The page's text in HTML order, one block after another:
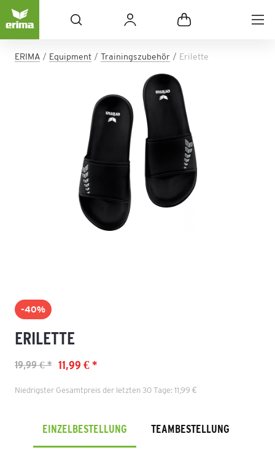
ERIMA Equipment Trainingszubehör Erilette
-40%
ERILETTE
11,99 € *
19,99 € *
Niedrigster Gesamtpreis der letzten 30 Tage: 11,99 €
EINZELBESTELLUNG TEAMBESTELLUNG